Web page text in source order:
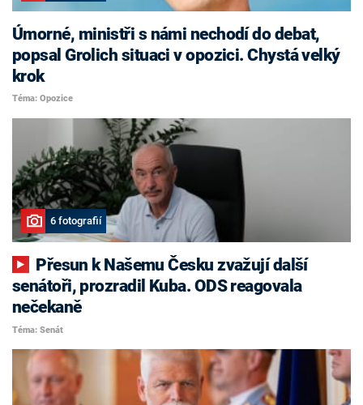
Úmorné, ministři s námi nechodí do debat,
popsal Grolich situaci v opozici. Chystá velký
krok
Téma: Opozice
6 fotografií
senátoři, prozradil Kuba. ODS reagovala
nečekaně
Téma: Senát